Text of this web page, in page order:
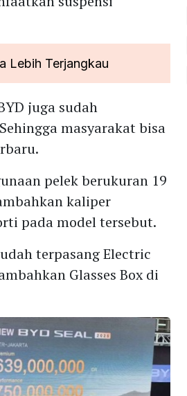
Lebih Terjangkau
juga sudah
masyarakat bisa
pelek berukuran 19
kaliper
pada model tersebut.
terpasang Electric
Glasses Box di